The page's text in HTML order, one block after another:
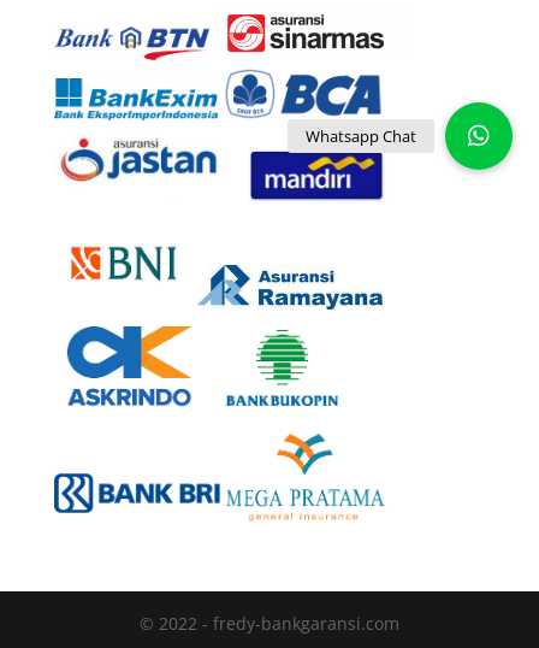
© 2022 - fredy-bankgaransi.com